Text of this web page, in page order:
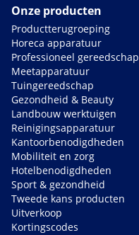
Onze producten
Productterugroeping
Horeca apparatuur
Professioneel gereedschap
Meetapparatuur
Tuingereedschap
Gezondheid & Beauty
Landbouw werktuigen
Reinigingsapparatuur
Kantoorbenodigdheden
Mobiliteit en zorg
Hotelbenodigdheden
Sport & gezondheid
Tweede kans producten
Uitverkoop
Kortingscodes